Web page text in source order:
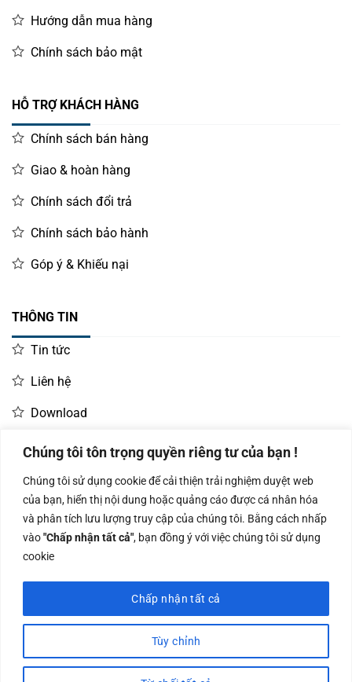
Chúng tôi tôn trọng quyền riêng tư của bạn !
Chúng tôi sử dụng cookie để cải thiện trải nghiệm duyệt web
của bạn, hiển thị nội dung hoặc quảng cáo được cá nhân hóa
và phân tích lưu lượng truy cập của chúng tôi. Bằng cách nhấp
vào"Chấp nhận tất cả", bạn đồng ý với việc chúng tôi sử dụng
cookie
Tùy chỉnh
Chấp nhận tất cả
Hướng dẫn mua hàng
Chính sách bảo mật
HỖ TRỢ KHÁCH HÀNG
Chính sách bán hàng
Giao & hoàn hàng
Chính sách đổi trả
Chính sách bảo hành
Góp ý & Khiếu nại
THÔNG TIN
Tin tức
Liên hệ
Download
Kinh doanh:
0966.93.1717
KD Dự Án: 0987
835 345
Kế Toán:
0987.919.040
Công ty TNHH Nam Bình Xương - Số ĐKKD: 0108783483 cấp ngày
14/06/2019 bởi Sở Kế Hoạch và Đầu Tư Tp. Hà Nội
Visa PayPal Stripe MasterCardCash